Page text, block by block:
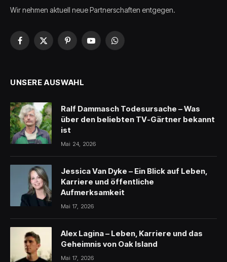
Wir nehmen aktuell neue Partnerschaften entgegen.
Facebook
X
PinterestYouTubeWhatsApp
UNSERE AUSWAHL
Ralf Dammasch Todesursache – Was
über den beliebten TV-Gärtner bekannt
ist
Mai 24, 2026
Jessica Van Dyke – Ein Blick auf Leben,
Karriere und öffentliche
Aufmerksamkeit
Mai 17, 2026
Alex Lagina – Leben, Karriere und das
Geheimnis von Oak Island
Mai 17, 2026